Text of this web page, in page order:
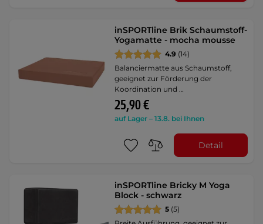
inSPORTline Brik Schaumstoff-
Yogamatte - mocha mousse
4.9 (14)
Balanciermatte aus Schaumstoff,
geeignet zur Förderung der
Koordination und …
25,90 €
auf Lager – 13.8. bei Ihnen
Detail
inSPORTline Bricky M Yoga
Block - schwarz
5 (5)